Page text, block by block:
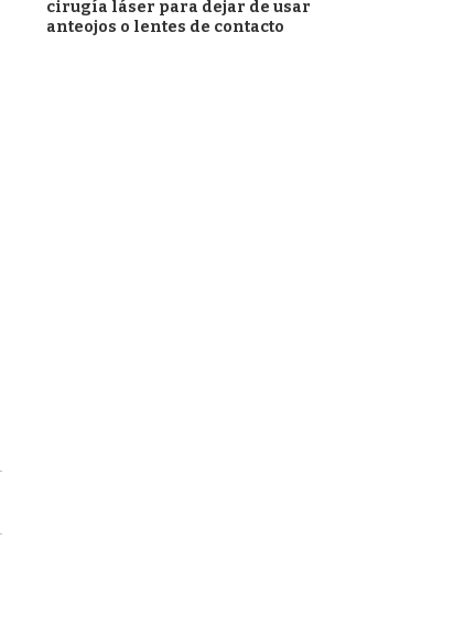
cirugía láser para dejar de usar
anteojos o lentes de contacto